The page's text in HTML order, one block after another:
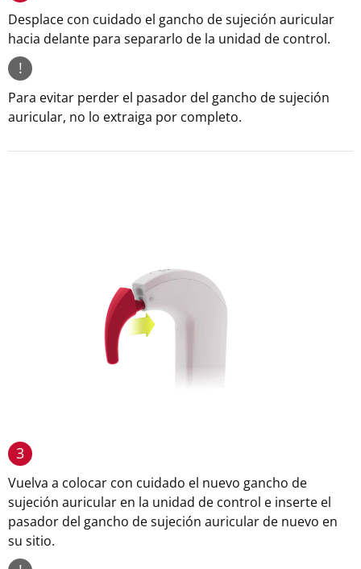
Desplace con cuidado el gancho de sujeción auricular
hacia delante para separarlo de la unidad de control.
!
Para evitar perder el pasador del gancho de sujeción
auricular, no lo extraiga por completo.
3
Vuelva a colocar con cuidado el nuevo gancho de
sujeción auricular en la unidad de control e inserte el
pasador del gancho de sujeción auricular de nuevo en
su sitio.